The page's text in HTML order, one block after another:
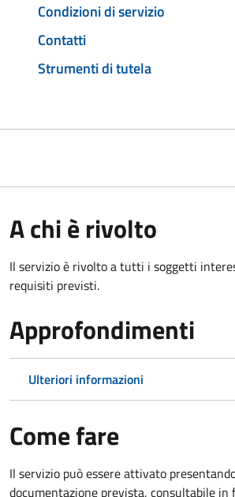
Condizioni di servizio
Contatti
Strumenti di tutela
A chi è rivolto
Il servizio è rivolto a tutti i soggetti
requisiti previsti.
Approfondimenti
Ulteriori informazioni
Come fare
Il servizio può essere attivato
documentazione prevista, consultabile in